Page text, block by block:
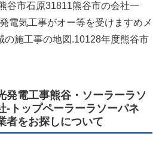
谷市石原31811熊谷市の会社一
電気工事がオー等を受けますめメ
の施工事の地図.10128年度熊谷市
発電工事熊谷・ソーラーラソ
-トップペーラーラソーパネ
者をお探しについて